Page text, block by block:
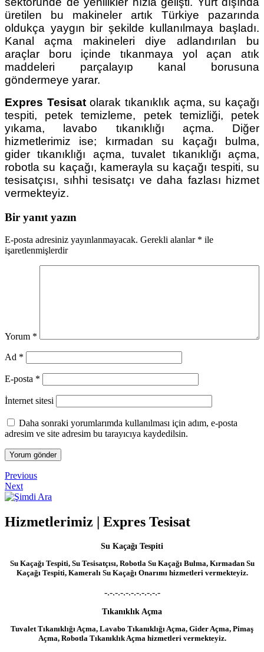
üretilen bu makineler artık Türkiye pazarında
oldukça yaygın bir şekilde kullanılmaya başladı.
Kanal açma makineleri diye adlandırılan bu
araçlar boru içinde tıkanmaya yol açan atık
maddeleri parçalayıp kanal borusuna
göndermeye yarar.
Expres Tesisatolarak tıkanıklık açma, su kaçağı
tespiti, petek temizleme, petek temizliği, petek
yıkama, lavabo tıkanıklığı açma. Diğer
hizmetlerimiz ise; kırmadan su kaçağı bulma,
gider tıkanıklığı açma, tuvalet tıkanıklığı açma,
robotla su kaçağı, kamerayla su kaçağı tespiti, su
tesisatçısı, sıhhi tesisatçı ve daha fazlası hizmet
vermekteyiz.
Bir yanıt yazın
E-posta adresiniz yayınlanmayacak. Gerekli alanlar * ile
işaretlenmişlerdir
Yorum *
Ad *
E-posta *
İnternet sitesi
Daha sonraki yorumlarımda kullanılması için adım, e-posta
adresim ve site adresim bu tarayıcıya kaydedilsin.
Yazı
gezinmesi
Previous
Post
Previous
Next
Post
Next
Hizmetlerimiz | Expres Tesisat
Su Kaçağı Tespiti
Su Kaçağı Tespiti, Su Tesisatçısı, Robotla Su Kaçağı Bulma, Kırmadan Su
Kaçağı Tespiti, Kameralı Su Kaçağı Onarımı hizmetleri vermekteyiz.
-.-.-.-.-.-.-.-.-.-.-
Tıkanıklık Açma
Tuvalet Tıkanıklığı Açma, Lavabo Tıkanıklığı Açma, Gider Açma, Pimaş
Açma, Robotla Tıkanıklık Açma hizmetleri vermekteyiz.